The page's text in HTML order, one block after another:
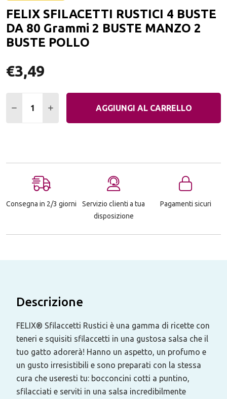
DEI
FELIX SFILACETTI RUSTICI 4 BUSTE
DA 80 Grammi 2 BUSTE MANZO 2
BUSTE POLLO
€3,49
DIMINUIRE QUANTITÀ:
AUMENTARE QUANTITÀ:
AGGIUNGI AL CARRELLO
Consegna in 2/3 giorni
Servizio clienti a tua
disposizione
Pagamenti sicuri
Descrizione
FELIX® Sfilaccetti Rustici è una gamma di ricette con
teneri e squisiti sfilaccetti in una gustosa salsa che il
tuo gatto adorerà! Hanno un aspetto, un profumo e
un gusto irresistibili e sono preparati con la stessa
cura che useresti tu: bocconcini cotti a puntino,
sfilacciati e serviti in una salsa incredibilmente